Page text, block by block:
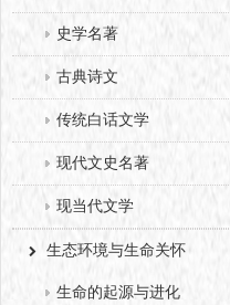
史学名著
古典诗文
传统白话文学
现代文史名著
现当代文学
生态环境与生命关怀
生命的起源与进化